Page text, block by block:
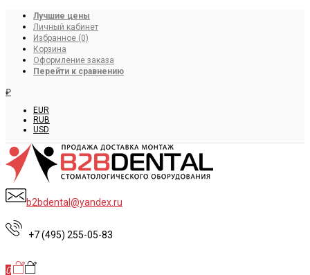
Лучшие цены
Личный кабинет
Избранное (0)
Корзина
Оформление заказа
Перейти к сравнению
₽
EUR
RUB
USD
b2bdental@yandex.ru
+7 (495) 255-05-83
0